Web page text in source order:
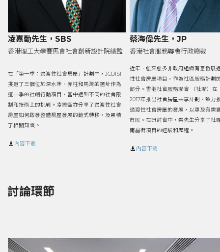
凌嘉勤先生，SBS
香港理工大學賽馬會社會創新設計院總監
蔡海偉先生，JP
香港社會服務聯會行政總裁
在「第一季：過渡性社會房屋」計劃中，JCDISI
挑選了三個位於深水埗、赤柱和馬灣的選址作為
這一季的社創行動項目，當中遇到不同的社會限
制和技術上的挑戰。凌總監亦分享了過渡性社會
房屋如何啟發整體房屋發展的範式轉移，及累積
了相關知識。
內容下載
近年，愈來愈多非政府組織有意發展
性社會房屋項目，作為社區服務計劃
部分。香港社會服務聯會 （社聯）在
2017年推出社會房屋共享計劃，致力
過渡性社會房屋的發展，以惠及有需
市民。在研討會中，蔡先生分享了社
南昌街項目的經驗和歷程。
內容下載
討論環節